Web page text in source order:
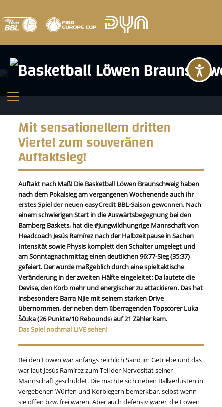
Mit sensationellem dritten
Viertel zum souveränen
Auftaktsieg!
Auftakt nach Maß! Die Basketball Löwen Braunschweig haben
nach dem Pokalsieg am vergangenen Wochenende auch ihr
erstes Spiel der neuen easyCredit BBL-Saison gewonnen. Nach
einem schwierigen Start in die Auswärtsbegegnung bei den
Bamberg Baskets, hat die #jungwildhungrige Mannschaft von
Headcoach Jesús Ramírez nach der Halbzeitpause in Sachen
Intensität sowie Physis komplett den Schalter umgelegt und
am Sonntagnachmittag einen deutlichen 96:77-Sieg (35:37)
gefeiert. Der wurde maßgeblich durch eine spieltaktische
Veränderung in der zweiten Hälfte eingeleitet: Da lautete die
Devise, den Korb mehr und energischer zu attackieren. Das hat
insbesondere Barra Njie mit seinem starken Drive
übernommen, der neben dem überragenden Topscorer Luka
Ščuka (26 Punkte/10 Rebounds) auf 21 Zähler kam.
Das Spiel nochmal LIVE sehen!
Bei den Löwen war anfangs reichlich Sand im Getriebe und das
war laut Jesús Ramírez zum Teil der Nervosität seiner
Mannschaft geschuldet. Die machte sich neben Ballverlusten in
vergebenen Würfen und Korblegern bemerkbar, selbst wenn
sie offen bzw. frei waren. Aber auch defensiv waren die Löwen